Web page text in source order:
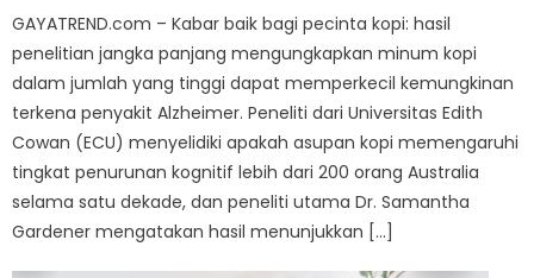
GAYATREND.com – Kabar baik bagi pecinta kopi: hasil
penelitian jangka panjang mengungkapkan minum kopi
dalam jumlah yang tinggi dapat memperkecil kemungkinan
terkena penyakit Alzheimer. Peneliti dari Universitas Edith
Cowan (ECU) menyelidiki apakah asupan kopi memengaruhi
tingkat penurunan kognitif lebih dari 200 orang Australia
selama satu dekade, dan peneliti utama Dr. Samantha
Gardener mengatakan hasil menunjukkan […]